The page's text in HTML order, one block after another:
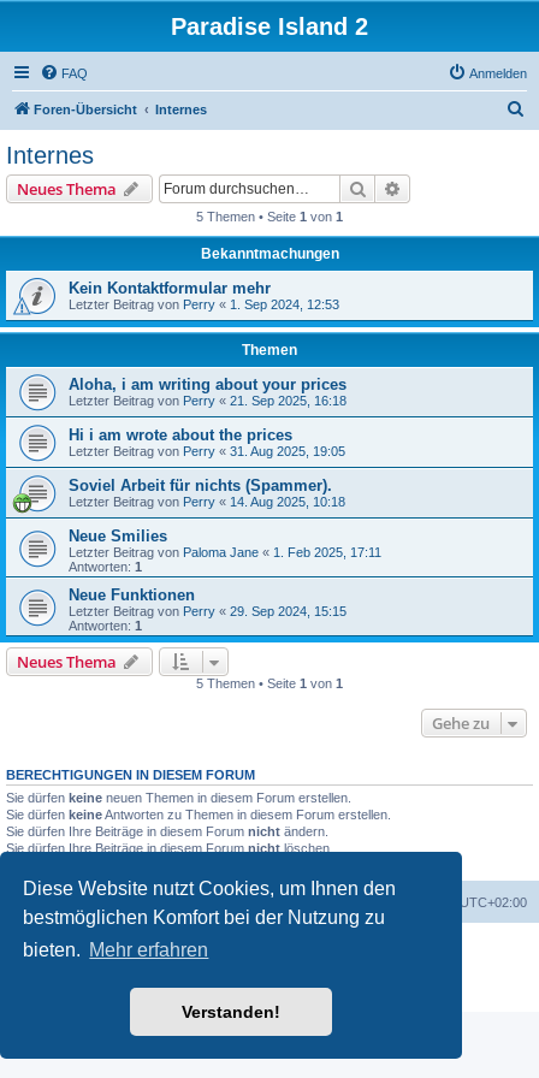
Diese Website nutzt Cookies, um Ihnen den
bestmöglichen Komfort bei der Nutzung zu
bieten. Mehr erfahren
Verstanden!
Paradise Island 2
FAQ Anmelden
Foren-Übersicht Internes
Internes
Neues Thema Suche
5 Themen • Seite 1 von 1
Bekanntmachungen
Kein Kontaktformular mehr
Letzter Beitrag von Perry « 1. Sep 2024, 12:53
Themen
Aloha, i am writing about your prices
Letzter Beitrag von Perry « 21. Sep 2025, 16:18
Hi i am wrote about the prices
Letzter Beitrag von Perry « 31. Aug 2025, 19:05
Soviel Arbeit für nichts (Spammer).
Letzter Beitrag von Perry « 14. Aug 2025, 10:18
Neue Smilies
Letzter Beitrag von Paloma Jane « 1. Feb 2025, 17:11
Antworten: 1
Neue Funktionen
Letzter Beitrag von Perry « 29. Sep 2024, 15:15
Antworten: 1
Neues Thema
5 Themen • Seite 1 von 1
Gehe zu
BERECHTIGUNGEN IN DIESEM FORUM
Sie dürfen keine neuen Themen in diesem Forum erstellen.
Sie dürfen keineAntworten zu Themen in diesem Forum erstellen.
Sie dürfen Ihre Beiträge in diesem Forum nicht ändern.
Sie dürfen Ihre Beiträge in diesem Forum nicht löschen.
UTC+02:00
Alle Cookies löschen
Powered byphpBB
Datenschutz|Nutzungsbedingungen